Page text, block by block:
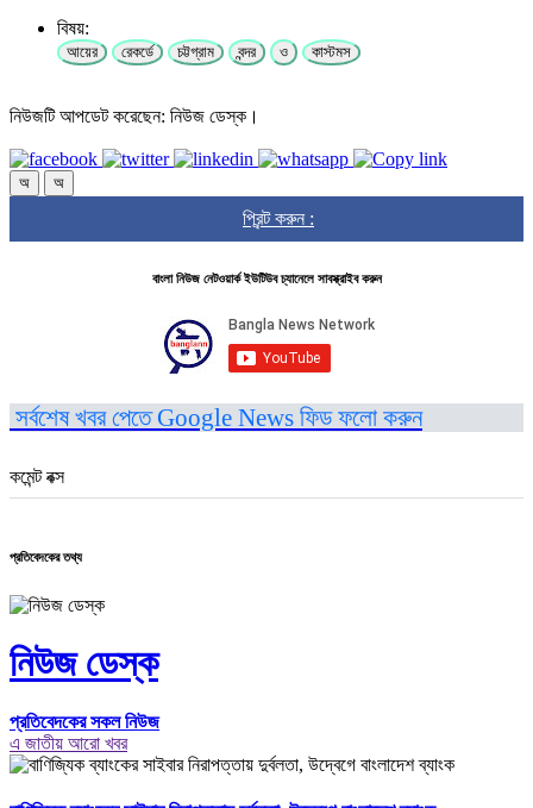
বিষয়:
আয়ের রেকর্ডে চট্টগ্রাম বন্দর ও কাস্টমস
নিউজটি আপডেট করেছেন: নিউজ ডেস্ক।
অ অ
প্রিন্ট করুন :
বাংলা নিউজ নেটওয়ার্ক ইউটিউব চ্যানেলে সাবস্ক্রাইব করুন
সর্বশেষ খবর পেতে Google News ফিড ফলো করুন
কমেন্ট বক্স
প্রতিবেদকের তথ্য
নিউজ ডেস্ক
প্রতিবেদকের সকল নিউজ
এ জাতীয় আরো খবর